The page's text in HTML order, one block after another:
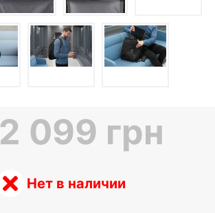
2 099 грн
Нет в наличии